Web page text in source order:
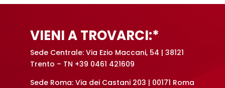
VIENI A TROVARCI:*
Sede Centrale: Via Ezio Maccani, 54 | 38121
Trento – TN +39 0461 421609
Sede Roma: Via dei Castani 203 | 00171 Roma